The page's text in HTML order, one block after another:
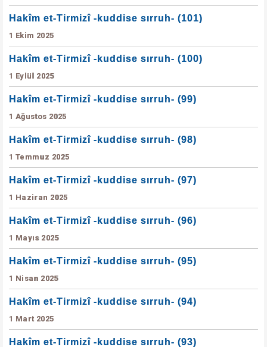
Hakîm et-Tirmizî -kuddise sırruh- (101)
1 Ekim 2025
Hakîm et-Tirmizî -kuddise sırruh- (100)
1 Eylül 2025
Hakîm et-Tirmizî -kuddise sırruh- (99)
1 Ağustos 2025
Hakîm et-Tirmizî -kuddise sırruh- (98)
1 Temmuz 2025
Hakîm et-Tirmizî -kuddise sırruh- (97)
1 Haziran 2025
Hakîm et-Tirmizî -kuddise sırruh- (96)
1 Mayıs 2025
Hakîm et-Tirmizî -kuddise sırruh- (95)
1 Nisan 2025
Hakîm et-Tirmizî -kuddise sırruh- (94)
1 Mart 2025
Hakîm et-Tirmizî -kuddise sırruh- (93)